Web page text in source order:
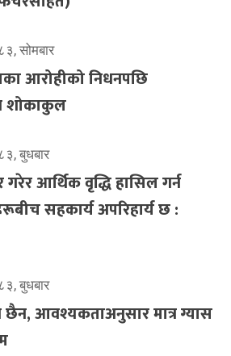
सोमबार
आरोहीको निधनपछि
शोकाकुल
बुधबार
गरेर आर्थिक वृद्धि हासिल गर्न
सहकार्य अपरिहार्य छ :
बुधबार
आवश्यकताअनुसार मात्र ग्यास